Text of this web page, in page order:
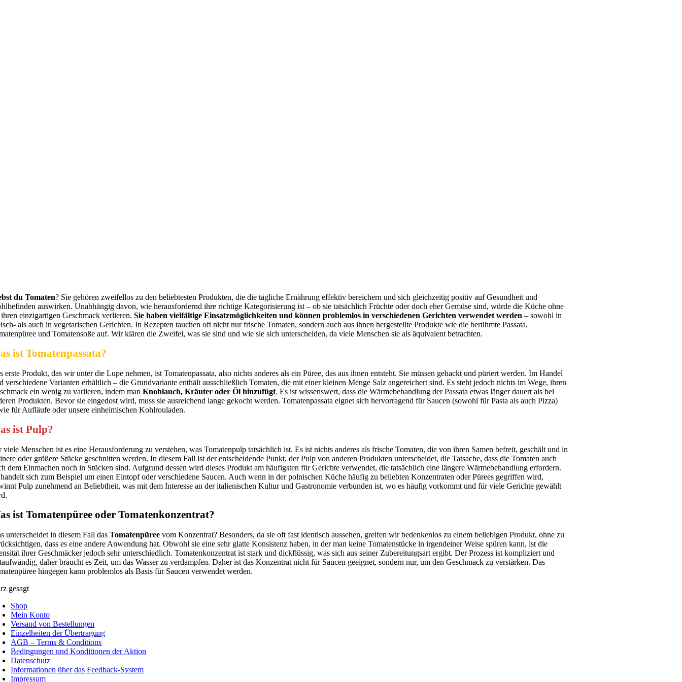
du Tomaten? Sie gehören zweifellos zu den beliebtesten Produkten, die die tägliche Ernährung effektiv bereichern und sich gleichzeitig positiv auf Gesundheit und
auswirken. Unabhängig davon, wie herausfordernd ihre richtige Kategorisierung ist – ob sie tatsächlich Früchte oder doch eher Gemüse sind, würde die Küche ohne
ihren einzigartigen Geschmack verlieren.Sie haben vielfältige Einsatzmöglichkeiten und können problemlos in verschiedenen Gerichten verwendet werden – sowohl in
als auch in vegetarischen Gerichten. In Rezepten tauchen oft nicht nur frische Tomaten, sondern auch aus ihnen hergestellte Produkte wie die berühmte Passata,
und Tomatensoße auf. Wir klären die Zweifel, was sie sind und wie sie sich unterscheiden, da viele Menschen sie als äquivalent betrachten.
ist Tomatenpassata?
erste Produkt, das wir unter die Lupe nehmen, ist Tomatenpassata, also nichts anderes als ein Püree, das aus ihnen entsteht. Sie müssen gehackt und püriert werden. Im Handel
verschiedene Varianten erhältlich – die Grundvariante enthält ausschließlich Tomaten, die mit einer kleinen Menge Salz angereichert sind. Es steht jedoch nichts im Wege, ihren
ein wenig zu variieren, indem man Knoblauch, Kräuter oder Öl hinzufügt. Es ist wissenswert, dass die Wärmebehandlung der Passata etwas länger dauert als bei
Produkten. Bevor sie eingedost wird, muss sie ausreichend lange gekocht werden. Tomatenpassata eignet sich hervorragend für Saucen (sowohl für Pasta als auch Pizza)
für Aufläufe oder unsere einheimischen Kohlrouladen.
ist Pulp?
viele Menschen ist es eine Herausforderung zu verstehen, was Tomatenpulp tatsächlich ist. Es ist nichts anderes als frische Tomaten, die von ihren Samen befreit, geschält und in
oder größere Stücke geschnitten werden. In diesem Fall ist der entscheidende Punkt, der Pulp von anderen Produkten unterscheidet, die Tatsache, dass die Tomaten auch
dem Einmachen noch in Stücken sind. Aufgrund dessen wird dieses Produkt am häufigsten für Gerichte verwendet, die tatsächlich eine längere Wärmebehandlung erfordern.
sich zum Beispiel um einen Eintopf oder verschiedene Saucen. Auch wenn in der polnischen Küche häufig zu beliebten Konzentraten oder Pürees gegriffen wird,
Pulp zunehmend an Beliebtheit, was mit dem Interesse an der italienischen Kultur und Gastronomie verbunden ist, wo es häufig vorkommt und für viele Gerichte gewählt
ist Tomatenpüree oder Tomatenkonzentrat?
unterscheidet in diesem Fall dasTomatenpüreevom Konzentrat? Besonders, da sie oft fast identisch aussehen, greifen wir bedenkenlos zu einem beliebigen Produkt, ohne zu
dass es eine andere Anwendung hat. Obwohl sie eine sehr glatte Konsistenz haben, in der man keine Tomatenstücke in irgendeiner Weise spüren kann, ist die
ihrer Geschmäcker jedoch sehr unterschiedlich. Tomatenkonzentrat ist stark und dickflüssig, was sich aus seiner Zubereitungsart ergibt. Der Prozess ist kompliziert und
daher braucht es Zeit, um das Wasser zu verdampfen. Daher ist das Konzentrat nicht für Saucen geeignet, sondern nur, um den Geschmack zu verstärken. Das
hingegen kann problemlos als Basis für Saucen verwendet werden.
gesagt
Shop
Mein Konto
Versand von Bestellungen
Einzelheiten der Übertragung
AGB – Terms & Conditions
Bedingungen und Konditionen der Aktion
Datenschutz
Informationen über das Feedback-System
Impressum